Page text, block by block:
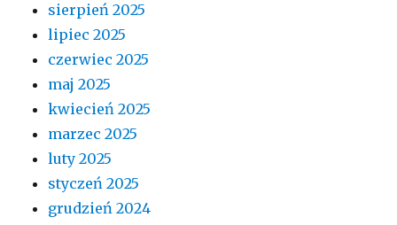
sierpień 2025
lipiec 2025
czerwiec 2025
maj 2025
kwiecień 2025
marzec 2025
luty 2025
styczeń 2025
grudzień 2024